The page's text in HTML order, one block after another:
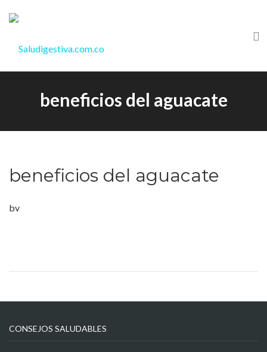
beneficios del aguacate
beneficios del aguacate
bv
CONSEJOS SALUDABLES